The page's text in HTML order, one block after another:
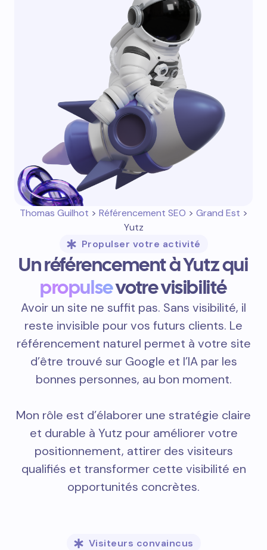
Thomas Guilhot > Référencement SEO > Grand Est >
Yutz
Propulser votre activité
Un référencement à Yutz qui
propulsevotre visibilité
Avoir un site ne suffit pas. Sans visibilité, il
reste invisible pour vos futurs clients. Le
référencement naturel permet à votre site
d’être trouvé sur Google et l’IA par les
bonnes personnes, au bon moment.
Mon rôle est d’élaborer une stratégie claire
et durable à Yutz pour améliorer votre
positionnement, attirer des visiteurs
qualifiés et transformer cette visibilité en
opportunités concrètes.
Visiteurs convaincus